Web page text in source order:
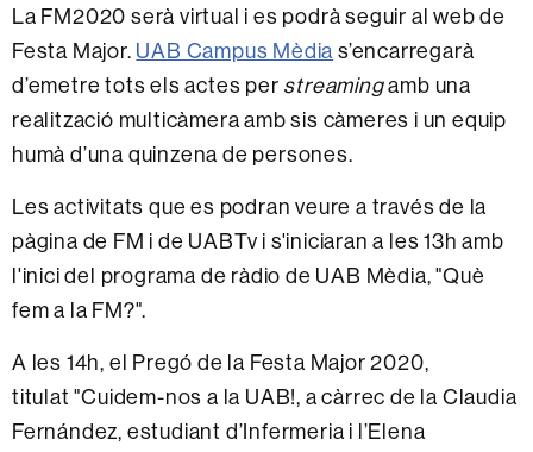
La FM2020 serà virtual i es podrà seguir al web de
Festa Major. UAB Campus Mèdia s’encarregarà
d’emetre tots els actes per streamingamb una
realització multicàmera amb sis càmeres i un equip
humà d’una quinzena de persones.
Les activitats que es podran veure a través de la
pàgina de FM i de UABTv i s'iniciaran a les 13h amb
l'inici del programa de ràdio de UAB Mèdia, "Què
fem a la FM?".
A les 14h, el Pregó de la Festa Major 2020,
titulat "Cuidem-nos a la UAB!, a càrrec de la Claudia
Fernández, estudiant d’Infermeria i l’Elena